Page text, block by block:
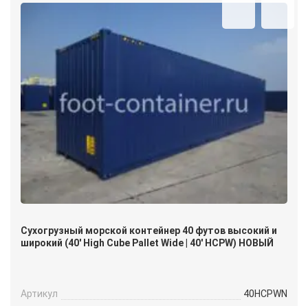
Сухогрузный морской контейнер 40 футов высокий и
широкий (40′ High Cube Pallet Wide | 40′ HCPW) НОВЫЙ
Артикул
40HCPWN